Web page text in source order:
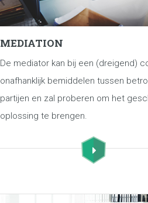
MEDIATION
De mediator kan bij een (dreigend)
onafhanklijk bemiddelen tussen
partijen en zal proberen om het
oplossing te brengen.